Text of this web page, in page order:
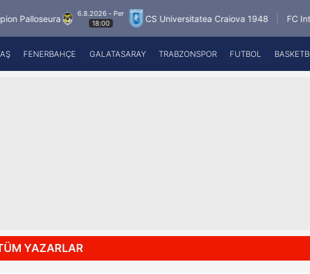
6.8.2026 - Per
18:00
CS Universitatea Craiova 1948 FC Inter
FENERBAHÇE GALATASARAY TRABZONSPOR FUTBOL
YAZARLAR